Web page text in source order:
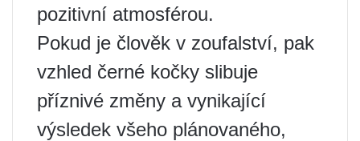
pozitivní atmosférou.
Pokud je člověk v zoufalství, pak
vzhled černé kočky slibuje
příznivé změny a vynikající
výsledek všeho plánovaného, ​​